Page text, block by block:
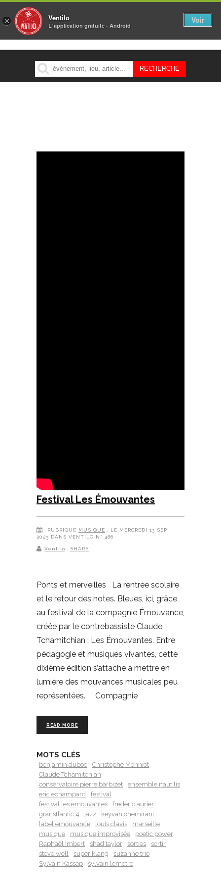
MENU
Festival Les Émouvantes
RUBRIQUE MUSIQUE
, LE MERCREDI 13 SEP
2023 DANS VENTILO N° 486
Ventilo SHARE
Ponts et merveilles La rentrée scolaire
et le retour des notes. Bleues, ici, grâce
au festival de la compagnie Émouvance,
créée par le contrebassiste Claude
Tchamitchian : Les Émouvantes. Entre
pédagogie et musiques vivantes, cette
dixième édition s’attache à mettre en
lumière des mouvances musicales peu
représentées. Compagnie
READ MORE
MOTS CLÉS
benjamin duboc
Christophe Monniot
Claude Tchamitchian
conservatoire pierre barbizet
ensemble nautilis
eric echampard
festival
festival les emouvantes
frederic aurier
granstlantic 4
jazz
keyvan chemirani
label emouvance
louis clavis
marseille
musique
musique improvisée
poetic power
Raphaël Imbert
shad taylor sorties
sortir
steve well
super klang
suzanne trio
Sylvain Kassap
sylvain lemetre
× Ventilo
L´application gratuite - Android
Voir